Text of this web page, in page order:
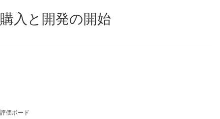
TPS24750 — 外部ブロッキング FET 向けドライバとラッチオフ機能
搭載、2.5V ～ 18V、3mΩ、0.01 ～ 12A eFuse
購入と開発の開始
評価ボード